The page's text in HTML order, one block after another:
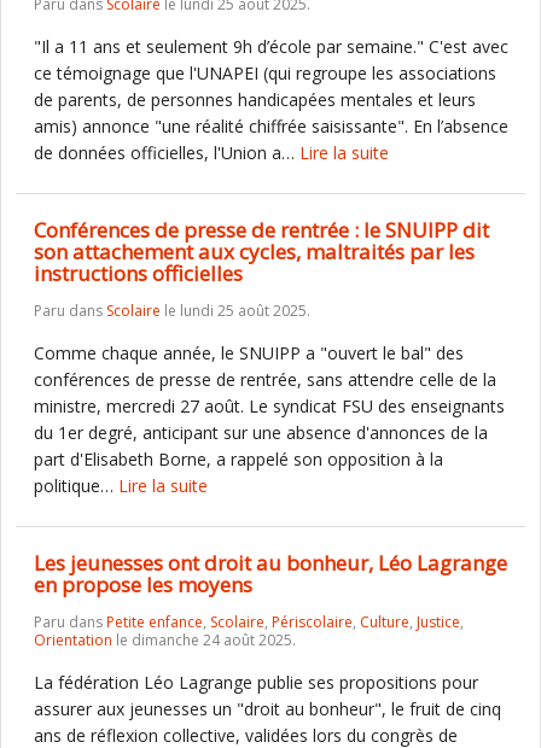
Paru dans Scolaire le lundi 25 août 2025.
"Il a 11 ans et seulement 9h d’école par semaine." C'est avec
ce témoignage que l'UNAPEI (qui regroupe les associations
de parents, de personnes handicapées mentales et leurs
amis) annonce "une réalité chiffrée saisissante". En l’absence
de données officielles, l'Union a… Lire la suite
Conférences de presse de rentrée : le SNUIPP dit
son attachement aux cycles, maltraités par les
instructions officielles
Paru dans Scolaire le lundi 25 août 2025.
Comme chaque année, le SNUIPP a "ouvert le bal" des
conférences de presse de rentrée, sans attendre celle de la
ministre, mercredi 27 août. Le syndicat FSU des enseignants
du 1er degré, anticipant sur une absence d'annonces de la
part d'Elisabeth Borne, a rappelé son opposition à la
politique… Lire la suite
Les jeunesses ont droit au bonheur, Léo Lagrange
en propose les moyens
Paru dansPetite enfance, Scolaire, Périscolaire, Culture, Justice,
Orientation le dimanche 24 août 2025.
La fédération Léo Lagrange publie ses propositions pour
assurer aux jeunesses un "droit au bonheur", le fruit de cinq
ans de réflexion collective, validées lors du congrès de